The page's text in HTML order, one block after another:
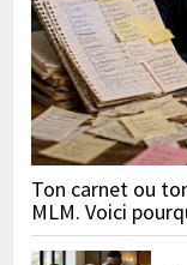
Ton carnet ou
MLM. Voici